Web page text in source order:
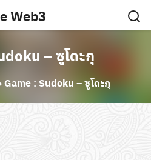
Web3
– ซูโดะกุ
Game : Sudoku – ซูโดะกุ